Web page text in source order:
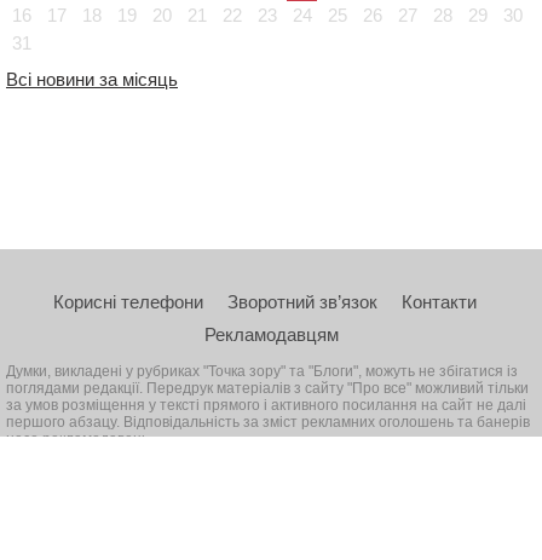
16
17 18 19 20 21 22 23 24 25 26 27 28 29
30
31
Всі новини за місяць
Корисні телефони Зворотний зв’язок
Контакти
Рекламодавцям
Думки, викладені у рубриках "Точка зору" та "Блоги", можуть не збігатися із
поглядами редакції. Передрук матеріалів з сайту "Про все" можливий тільки
за умов розміщення у тексті прямого і активного посилання на сайт не далі
першого абзацу. Відповідальність за зміст рекламних оголошень та банерів
несе рекламодавець